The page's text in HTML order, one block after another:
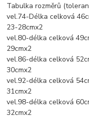
Tabulka rozměrů
vel.74-Délka celková
23-28cmx2
vel.80-délka celková
29cmx2
vel.86-délka celková
30cmx2
vel.92-délka celková
31cmx2
vel.98-délka celková
32cmx2